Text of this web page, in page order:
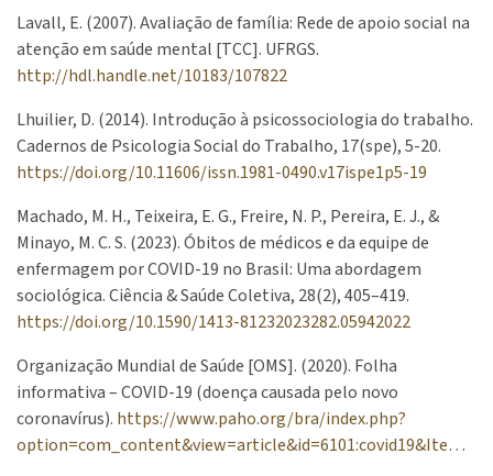
Lavall, E. (2007). Avaliação de família: Rede de apoio social na
atenção em saúde mental [TCC]. UFRGS.
http://hdl.handle.net/10183/107822
Lhuilier, D. (2014). Introdução à psicossociologia do trabalho.
Cadernos de Psicologia Social do Trabalho, 17(spe), 5-20.
https://doi.org/10.11606/issn.1981-0490.v17ispe1p5-19
Machado, M. H., Teixeira, E. G., Freire, N. P., Pereira, E. J., &
Minayo, M. C. S. (2023). Óbitos de médicos e da equipe de
enfermagem por COVID-19 no Brasil: Uma abordagem
sociológica. Ciência & Saúde Coletiva, 28(2), 405–419.
https://doi.org/10.1590/1413-81232023282.05942022
Organização Mundial de Saúde [OMS]. (2020). Folha
informativa – COVID-19 (doença causada pelo novo
coronavírus). https://www.paho.org/bra/index.php?
option=com_content&view=article&id=6101:covid19&Itemid=875